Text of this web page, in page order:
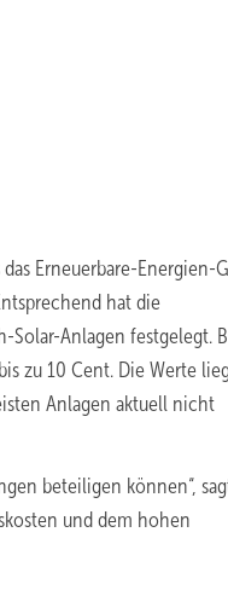
Erneuerbare-Energien-
hat die
Solar-Anlagen festgelegt.
zu 10 Cent. Die Werte
Anlagen aktuell nicht
beteiligen können“,
und dem hohen